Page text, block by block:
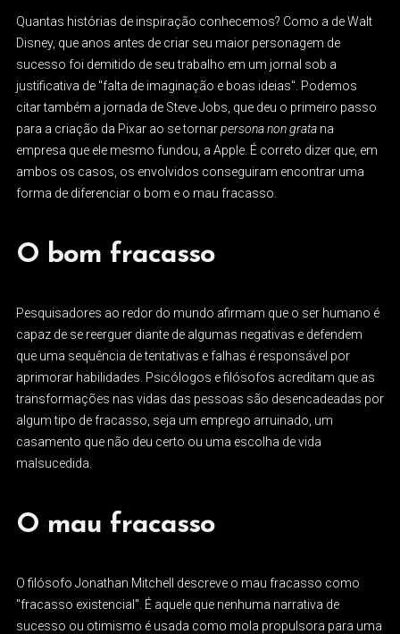
Quantas histórias de inspiração conhecemos? Como a de Walt
Disney, que anos antes de criar seu maior personagem de
sucesso foi demitido de seu trabalho em um jornal sob a
justificativa de "falta de imaginação e boas ideias". Podemos
citar também a jornada de Steve Jobs, que deu o primeiro passo
para a criação da Pixar ao se tornarpersona non grata na
empresa que ele mesmo fundou, a Apple. É correto dizer que, em
ambos os casos, os envolvidos conseguiram encontrar uma
forma de diferenciar o bom e o mau fracasso.
O bom fracasso
Pesquisadores ao redor do mundo afirmam que o ser humano é
capaz de se reerguer diante de algumas negativas e defendem
que uma sequência de tentativas e falhas é responsável por
aprimorar habilidades. Psicólogos e filósofos acreditam que as
transformações nas vidas das pessoas são desencadeadas por
algum tipo de fracasso, seja um emprego arruinado, um
casamento que não deu certo ou uma escolha de vida
malsucedida.
O mau fracasso
O filósofo Jonathan Mitchell descreve o mau fracasso como
"fracasso existencial". É aquele que nenhuma narrativa de
sucesso ou otimismo é usada como mola propulsora para uma